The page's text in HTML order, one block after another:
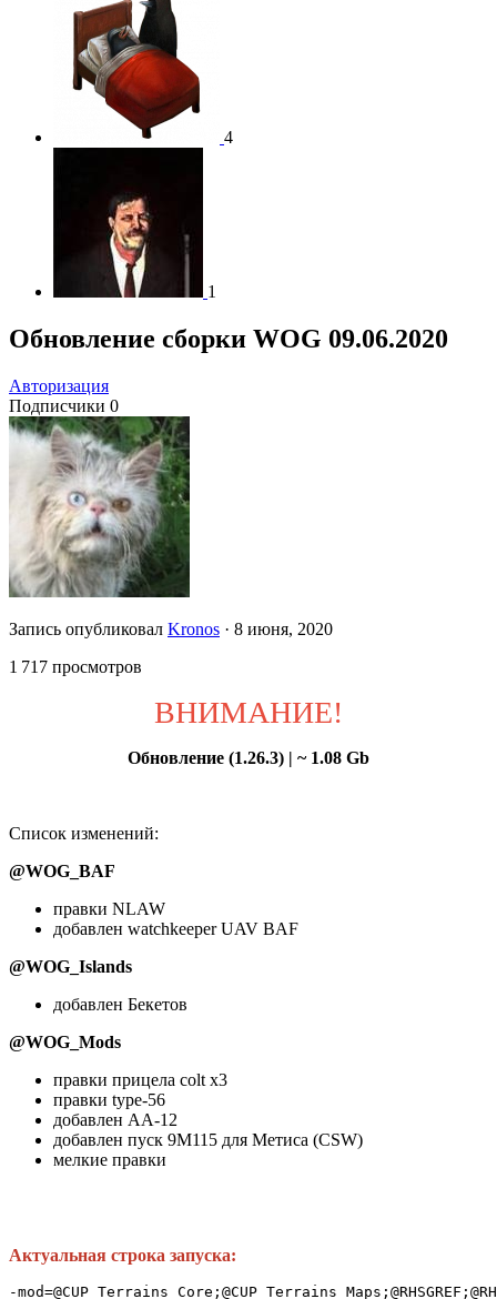
4
1
Обновление сборки WOG 09.06.2020
Авторизация
Подписчики 0
Запись опубликовал Kronos · 8 июня, 2020
1 717 просмотров
ВНИМАНИЕ!
Обновление (1.26.3) | ~ 1.08 Gb
Список изменений:
@WOG_BAF
правки NLAW
добавлен watchkeeper UAV BAF
@WOG_Islands
добавлен Бекетов
@WOG_Mods
правки прицела colt x3
правки type-56
добавлен АА-12
добавлен пуск 9M115 для Метиса (CSW)
мелкие правки
Актуальная строка запуска:
-